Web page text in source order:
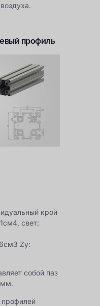
профиль
крой
свет:
Zy:
собой паз
мм.
профилей